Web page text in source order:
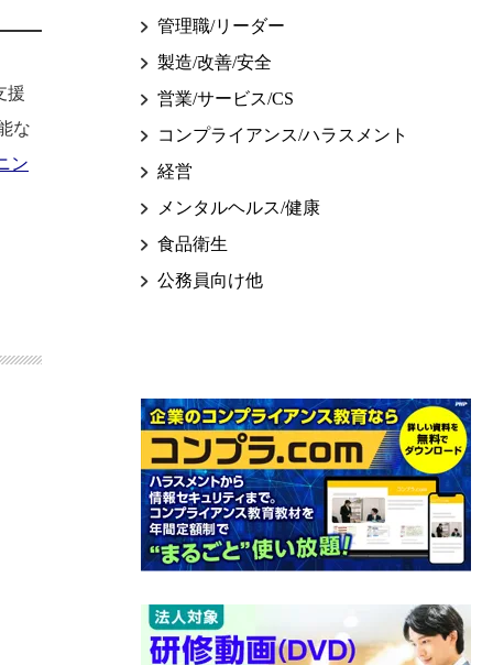
援
な
ン
管理職/リーダー
製造/改善/安全
営業/サービス/CS
コンプライアンス/ハラスメント
経営
メンタルヘルス/健康
食品衛生
公務員向け他